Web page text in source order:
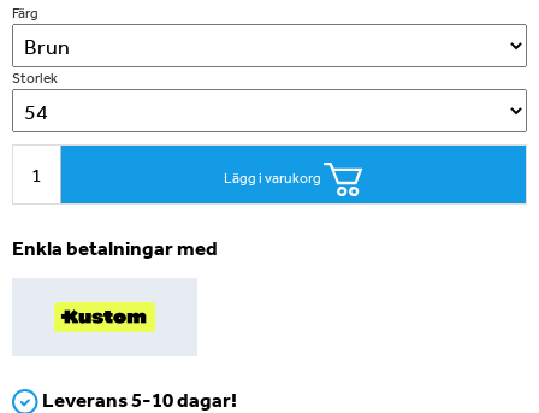
Färg
Storlek
Lägg i varukorg
Enkla betalningar med
Leverans 5-10 dagar!